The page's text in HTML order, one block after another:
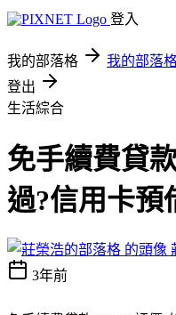
登入
我的部落格 我的部落
登出
生活綜合
免手續費貸
過?信用卡預
3年前